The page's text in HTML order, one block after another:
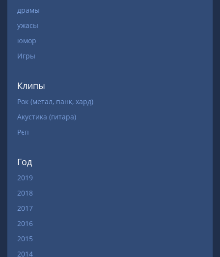
драмы
ужасы
юмор
Игры
Клипы
Рок (метал, панк, хард)
Акустика (гитара)
Рєп
Год
2019
2018
2017
2016
2015
2014